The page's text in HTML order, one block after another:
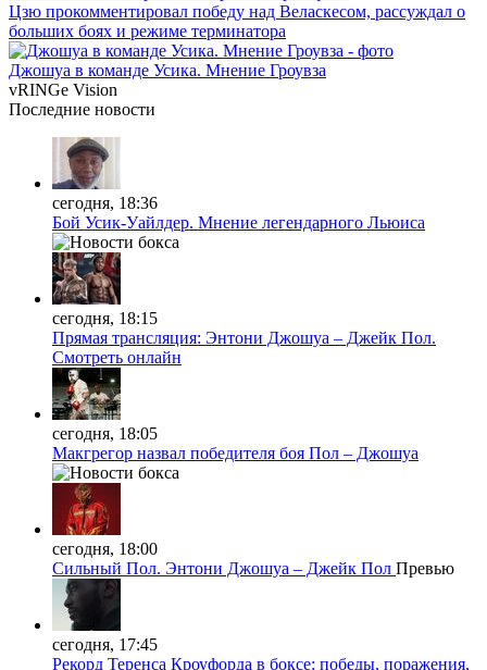
Цзю прокомментировал победу над Веласкесом, рассуждал о
больших боях и режиме терминатора
Джошуа в команде Усика. Мнение Гроувза
vRINGe Vision
Последние новости
сегодня, 18:36
Бой Усик-Уайлдер. Мнение легендарного Льюиса
сегодня, 18:15
Прямая трансляция: Энтони Джошуа – Джейк Пол.
Смотреть онлайн
сегодня, 18:05
Макгрегор назвал победителя боя Пол – Джошуа
сегодня, 18:00
Сильный Пол. Энтони Джошуа – Джейк Пол Превью
сегодня, 17:45
Рекорд Теренса Кроуфорда в боксе: победы, поражения,